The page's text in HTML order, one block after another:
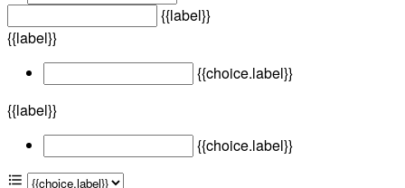
{{label}}
{{label}}
{{choice.label}}
{{label}}
{{choice.label}}